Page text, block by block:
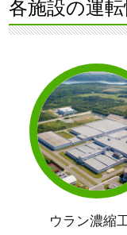
各施設の運転
ウラン濃縮